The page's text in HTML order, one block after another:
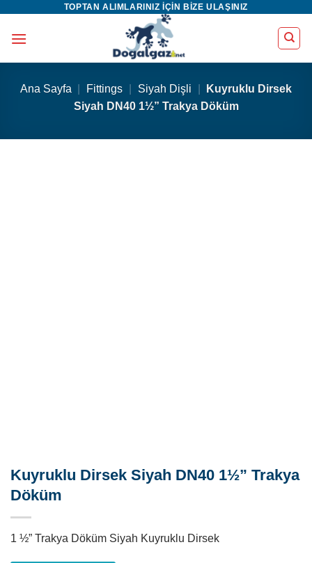
TOPTAN ALIMLARINIZ IÇIN BIZE ULAŞINIZ
Ana Sayfa Fittings Siyah Dişli
Kuyruklu Dirsek
Siyah DN40 1½” Trakya Döküm
Kuyruklu Dirsek Siyah DN40 1½” Trakya
Döküm
1 ½” Trakya Döküm Siyah Kuyruklu Dirsek